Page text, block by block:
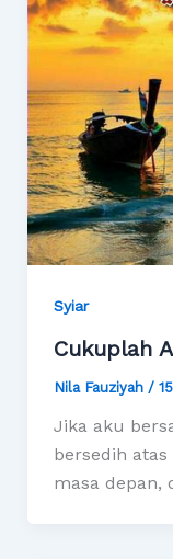
Syiar
Cukuplah
Nila Fauziyah /
Jika aku
bersedih
masa depan,